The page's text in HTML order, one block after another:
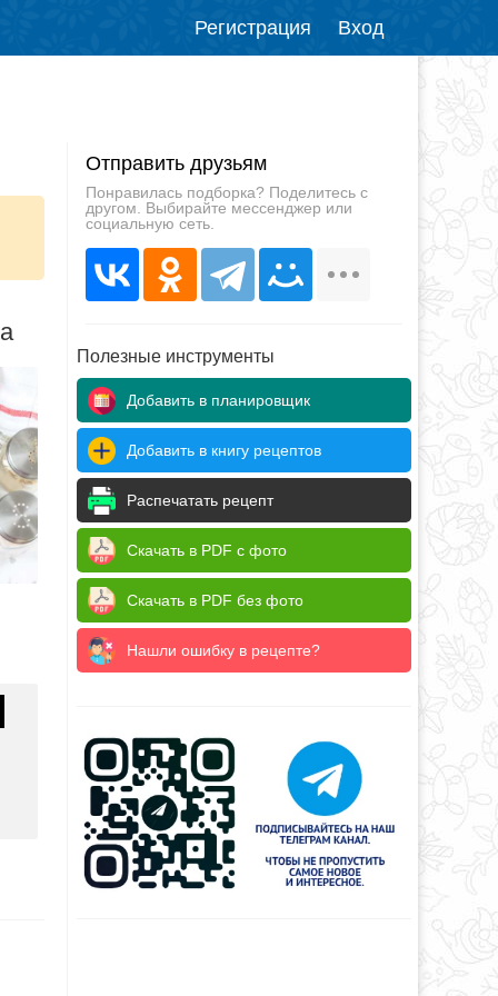
Регистрация Вход
Отправить друзьям
Понравилась подборка? Поделитесь с
другом. Выбирайте мессенджер или
социальную сеть.
Полезные инструменты
Добавить в планировщик
Добавить в книгу рецептов
Распечатать рецепт
Скачать в PDF с фото
Скачать в PDF без фото
Нашли ошибку в рецепте?